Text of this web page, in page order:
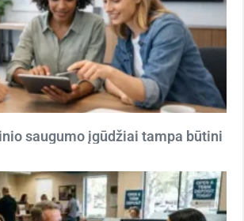
saugumo įgūdžiai tampa būtini